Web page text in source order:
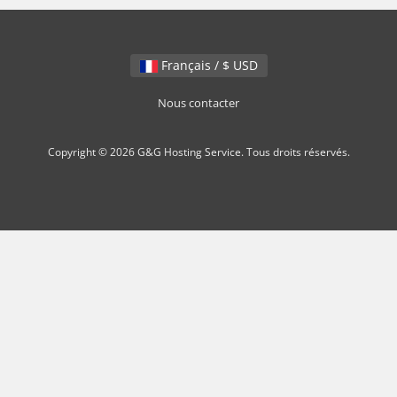
Français / $ USD
Nous contacter
Copyright © 2026 G&G Hosting Service. Tous droits réservés.